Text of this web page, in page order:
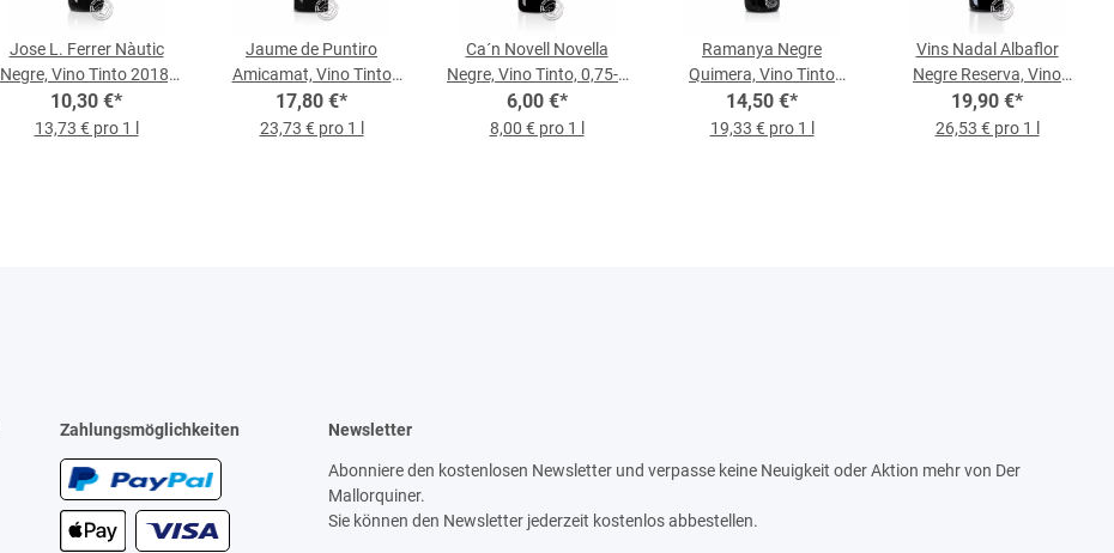
Jose L. Ferrer Nàutic
Negre, Vino Tinto 2018,
0,75-l-Flasche
10,30 €*
13,73 € pro 1 l
Jaume de Puntiro
Amicamat, Vino Tinto
2021, 0,75-l-Flasche
17,80 €*
23,73 € pro 1 l
Ca´n Novell Novella
Negre, Vino Tinto, 0,75-l-
Flasche
6,00 €*
8,00 € pro 1 l
Ramanya Negre
Quimera, Vino Tinto
2023, 075-l-Flasche
14,50 €*
19,33 € pro 1 l
Vins Nadal Albaflor
Negre Reserva, Vino
Tinto 2016, 0,75-l-
Flasche
19,90 €*
26,53 € pro 1 l
Zahlungsmöglichkeiten Newsletter
Abonniere den kostenlosen Newsletter und verpasse keine Neuigkeit oder Aktion mehr von Der
Mallorquiner.
Sie können den Newsletter jederzeit kostenlos abbestellen.